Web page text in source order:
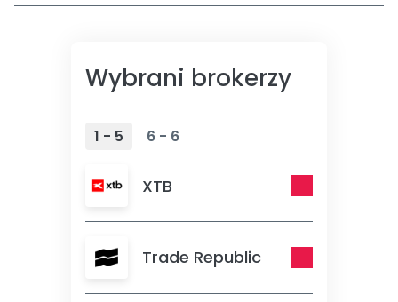
Wybrani brokerzy
1 - 5 6 - 6
XTB
Trade Republic